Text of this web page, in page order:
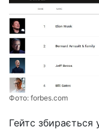
Фото: forbes.com
Гейтс